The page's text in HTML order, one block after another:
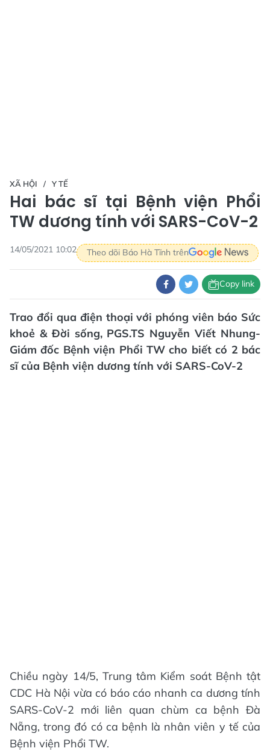
XÃ HỘI Y TẾ
Hai bác sĩ tại Bệnh viện Phổi
TW dương tính với SARS-CoV-2
14/05/2021 10:02 Theo dõi Báo Hà Tĩnh trên
Copy link
Trao đổi qua điện thoại với phóng viên báo Sức
khoẻ & Đời sống, PGS.TS Nguyễn Viết Nhung-
Giám đốc Bệnh viện Phổi TW cho biết có 2 bác
sĩ của Bệnh viện dương tính với SARS-CoV-2
Chiều ngày 14/5, Trung tâm Kiểm soát Bệnh tật
CDC Hà Nội vừa có báo cáo nhanh ca dương tính
SARS-CoV-2 mới liên quan chùm ca bệnh Đà
Nẵng, trong đó có ca bệnh là nhân viên y tế của
Bệnh viện Phổi TW.